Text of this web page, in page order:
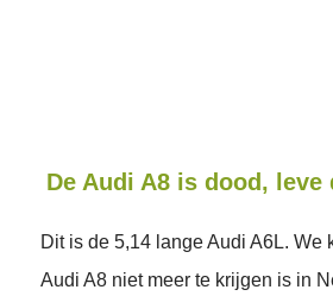
De Audi A8 is dood, leve
Dit is de 5,14 lange Audi A6L.
Audi A8 niet meer te krijgen is in